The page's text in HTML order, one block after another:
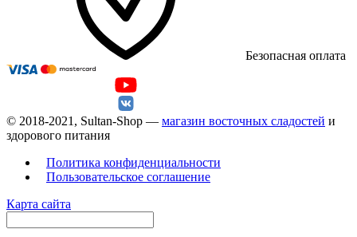
Безопасная оплата
© 2018-2021, Sultan-Shop — магазин восточных сладостей и
здорового питания
Политика конфиденциальности
Пользовательское соглашение
Карта сайта